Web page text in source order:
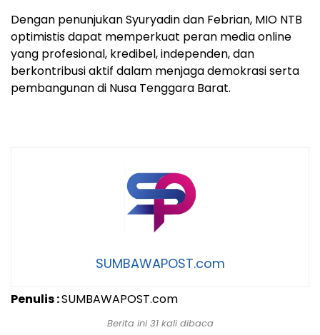
Dengan penunjukan Syuryadin dan Febrian, MIO NTB
optimistis dapat memperkuat peran media online
yang profesional, kredibel, independen, dan
berkontribusi aktif dalam menjaga demokrasi serta
pembangunan di Nusa Tenggara Barat.
SUMBAWAPOST.com
Penulis :SUMBAWAPOST.com
Berita ini 31 kali dibaca